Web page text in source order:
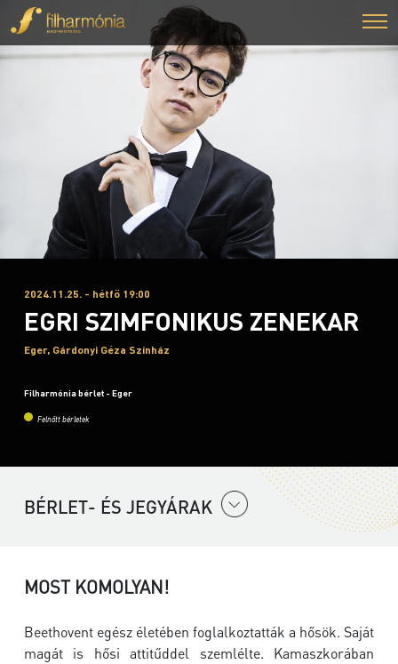
2024.11.25. - hétfő 19:00
EGRI SZIMFONIKUS ZENEKAR
Eger, Gárdonyi Géza Színház
Filharmónia bérlet - Eger
Felnőtt bérletek
BÉRLET- ÉS JEGYÁRAK
MOST KOMOLYAN!
Beethovent egész életében foglalkoztatták a hősök. Saját
magát is hősi attitűddel szemlélte. Kamaszkorában